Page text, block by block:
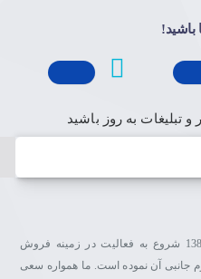
باشید!
و تبلیغات به روز باشید
فروشگاه اینترنتی تکتازشاپ از سال 1384 شروع به فعالیت در زمینه فروش
جانبی آن نموده است. ما همواره سعی